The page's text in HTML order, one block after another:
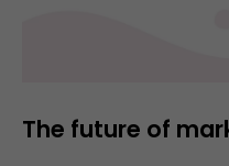
The future of